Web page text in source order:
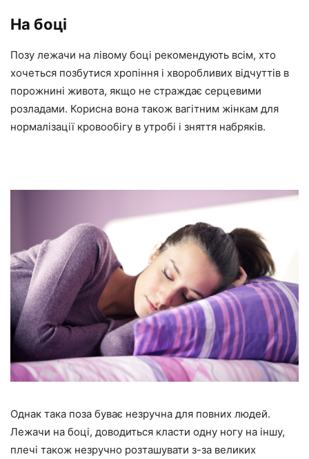
На боці
Позу лежачи на лівому боці рекомендують всім, хто
хочеться позбутися хропіння і хворобливих відчуттів в
порожнині живота, якщо не страждає серцевими
розладами. Корисна вона також вагітним жінкам для
нормалізації кровообігу в утробі і зняття набряків.
Однак така поза буває незручна для повних людей.
Лежачи на боці, доводиться класти одну ногу на іншу,
плечі також незручно розташувати з-за великих